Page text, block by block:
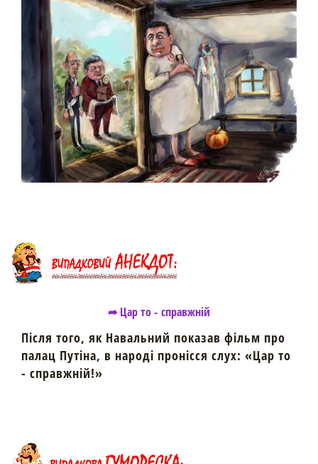
➦ Цар то - справжній
Після того, як Навальний показав фільм про
палац Путіна, в народі пронісся слух: «Цар то
- справжній!»